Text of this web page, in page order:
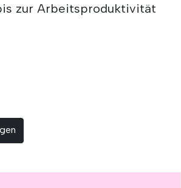
zur Arbeitsproduktivität